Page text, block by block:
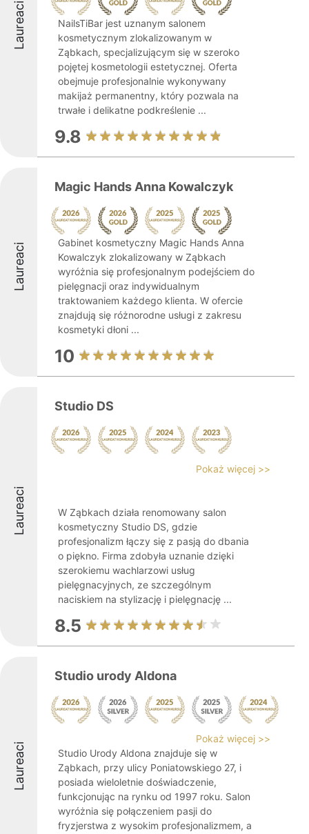
Laureaci
NailsTiBar jest uznanym salonem
kosmetycznym zlokalizowanym w
Ząbkach, specjalizującym się w szeroko
pojętej kosmetologii estetycznej. Oferta
obejmuje profesjonalnie wykonywany
makijaż permanentny, który pozwala na
trwałe i delikatne podkreślenie ...
9.8
Laureaci
Magic Hands Anna Kowalczyk
Gabinet kosmetyczny Magic Hands Anna
Kowalczyk zlokalizowany w Ząbkach
wyróżnia się profesjonalnym podejściem do
pielęgnacji oraz indywidualnym
traktowaniem każdego klienta. W ofercie
znajdują się różnorodne usługi z zakresu
kosmetyki dłoni ...
10
Laureaci
Studio DS
Pokaż więcej >>
W Ząbkach działa renomowany salon
kosmetyczny Studio DS, gdzie
profesjonalizm łączy się z pasją do dbania
o piękno. Firma zdobyła uznanie dzięki
szerokiemu wachlarzowi usług
pielęgnacyjnych, ze szczególnym
naciskiem na stylizację i pielęgnację ...
8.5
Laureaci
Studio urody Aldona
Pokaż więcej >>
Studio Urody Aldona znajduje się w
Ząbkach, przy ulicy Poniatowskiego 27, i
posiada wieloletnie doświadczenie,
funkcjonując na rynku od 1997 roku. Salon
wyróżnia się połączeniem pasji do
fryzjerstwa z wysokim profesjonalizmem, a